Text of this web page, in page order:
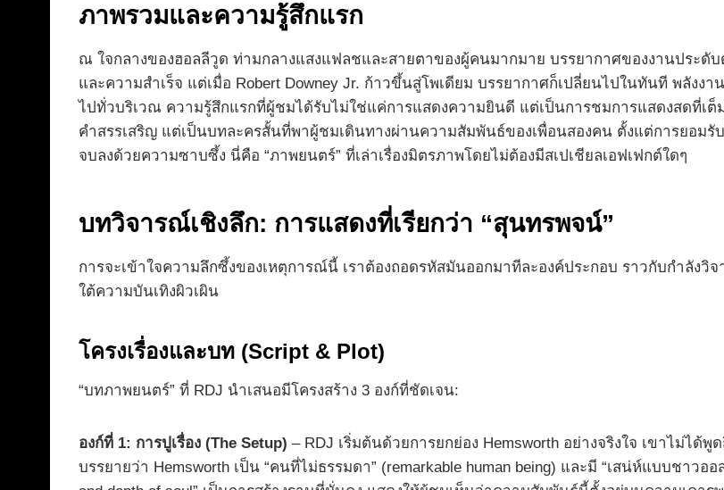
ภาพรวมและความรู้สึกแรก
ณ ใจกลางของฮอลลีวูด ท่ามกลางแสงแฟลชและสายตาของผู้คนมากมาย บรรยากาศของงานประดั
และความสำเร็จ แต่เมื่อ Robert Downey Jr. ก้าวขึ้นสู่โพเดียม บรรยากาศก็เปลี่ยนไปในทันที พลั
ไปทั่วบริเวณ ความรู้สึกแรกที่ผู้ชมได้รับไม่ใช่แค่การแสดงความยินดี แต่เป็นการชมการแสดงสดที่เ
คำสรรเสริญ แต่เป็นบทละครสั้นที่พาผู้ชมเดินทางผ่านความสัมพันธ์ของเพื่อนสองคน ตั้งแต่การยอม
จบลงด้วยความซาบซึ้ง นี่คือ “ภาพยนตร์” ที่เล่าเรื่องมิตรภาพโดยไม่ต้องมีสเปเชียลเอฟเฟกต์ใดๆ
บทวิจารณ์เชิงลึก: การแสดงที่เรียกว่า “สุนทรพจน์”
การจะเข้าใจความลึกซึ้งของเหตุการณ์นี้ เราต้องถอดรหัสมันออกมาทีละองค์ประกอบ ราวกับกำลัง
ใต้ความบันเทิงผิวเผิน
โครงเรื่องและบท (Script & Plot)
“บทภาพยนตร์” ที่ RDJ นำเสนอมีโครงสร้าง 3 องก์ที่ชัดเจน:
องก์ที่ 1: การปูเรื่อง (The Setup) – RDJ เริ่มต้นด้วยการยกย่อง Hemsworth อย่างจริงใจ เขาไม่ไ
บรรยายว่า Hemsworth เป็น “คนที่ไม่ธรรมดา” (remarkable human being) และมี “เสน่ห์แบบชาวอ